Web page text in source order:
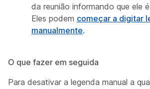
da reunião informando que ele
Eles podem começar a digitar
manualmente.
O que fazer em seguida
Para desativar a legenda manual a